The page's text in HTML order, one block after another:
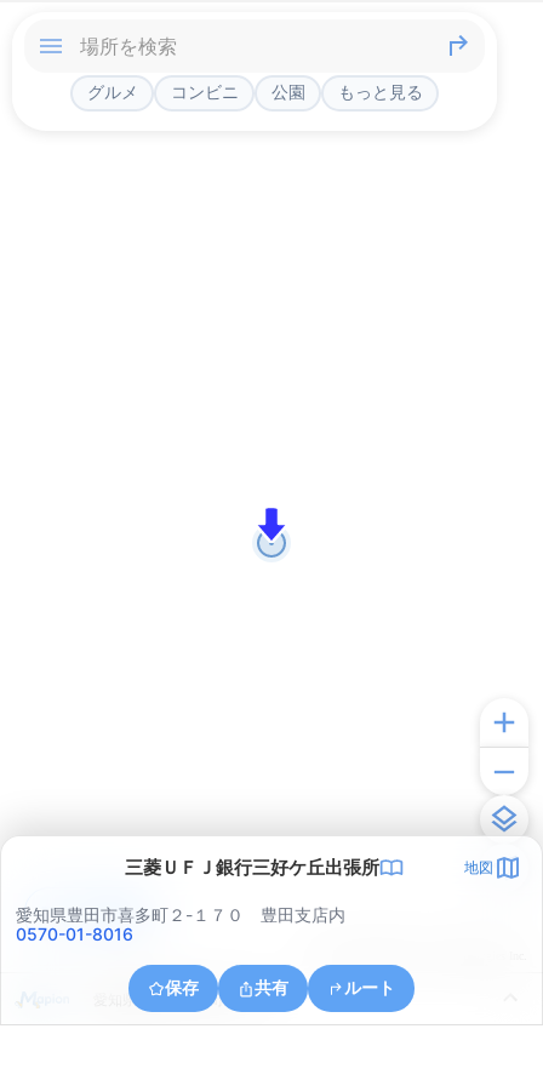
グルメ コンビニ 公園 もっと見る
三菱ＵＦＪ銀行三好ケ丘出張所 地図
愛知県豊田市喜多町２-１７０ 豊田支店内
0570-01-8016
保存 共有 ルート
愛知県豊田市川田町３丁目
アプリで見る